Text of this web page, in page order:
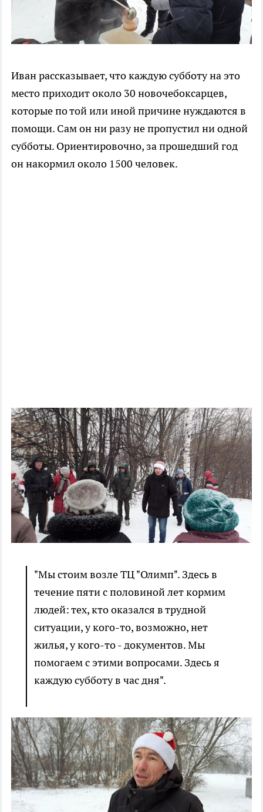
Иван рассказывает, что каждую субботу на это
место приходит около 30 новочебоксарцев,
которые по той или иной причине нуждаются в
помощи. Сам он ни разу не пропустил ни одной
субботы. Ориентировочно, за прошедший год
он накормил около 1500 человек.
"Мы стоим возле ТЦ "Олимп". Здесь в
течение пяти с половиной лет кормим
людей: тех, кто оказался в трудной
ситуации, у кого-то, возможно, нет
жилья, у кого-то - документов. Мы
помогаем с этими вопросами. Здесь я
каждую субботу в час дня".